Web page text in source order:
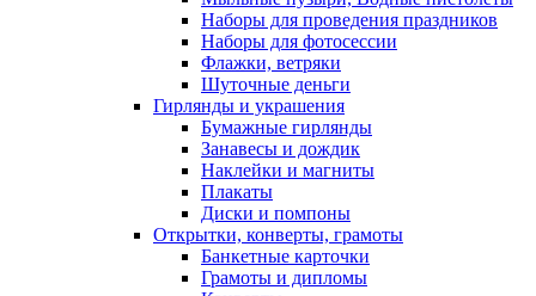
Наборы для проведения праздников
Наборы для фотосессии
Флажки, ветряки
Шуточные деньги
Гирлянды и украшения
Бумажные гирлянды
Занавесы и дождик
Наклейки и магниты
Плакаты
Диски и помпоны
Открытки, конверты, грамоты
Банкетные карточки
Грамоты и дипломы